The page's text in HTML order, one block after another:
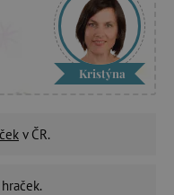
Kristýna
v ČR.